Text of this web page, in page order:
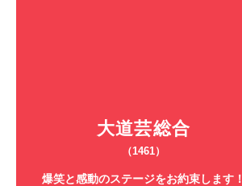
大道芸総合
（1461）
爆笑と感動のステージをお約束します！